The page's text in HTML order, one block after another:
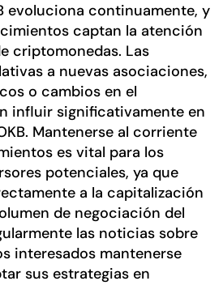
evoluciona continuamente, y
captan la atención
criptomonedas. Las
a nuevas asociaciones,
o cambios en el
influir significativamente en
Mantenerse al corriente
es vital para los
potenciales, ya que
a la capitalización
de negociación del
las noticias sobre
interesados mantenerse
sus estrategias en